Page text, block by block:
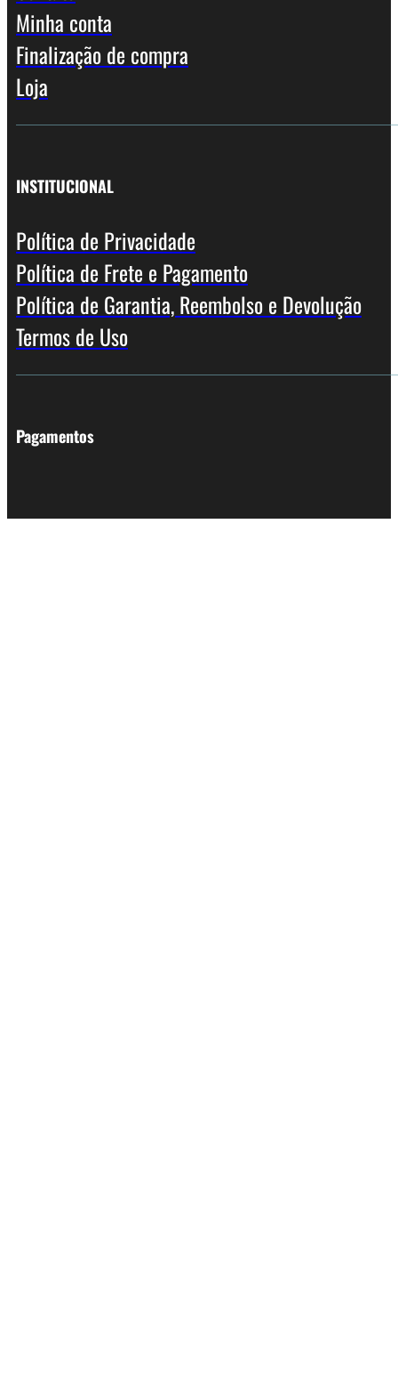
Minha conta
Finalização de compra
Loja
INSTITUCIONAL
Política de Privacidade
Política de Frete e Pagamento
Política de Garantia, Reembolso e Devolução
Termos de Uso
Pagamentos